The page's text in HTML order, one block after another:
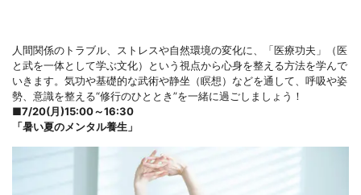
人間関係のトラブル、ストレスや自然環境の変化に、「医療功夫」（医
と武を一体として学ぶ文化）という視点から心身を整える方法を学んで
いきます。気功や基礎的な武術や静坐（瞑想）などを通して、呼吸や姿
勢、意識を整える“修行のひととき”を一緒に過ごしましょう！
■7/20(月)15:00～16:30
「暑い夏のメンタル養生」